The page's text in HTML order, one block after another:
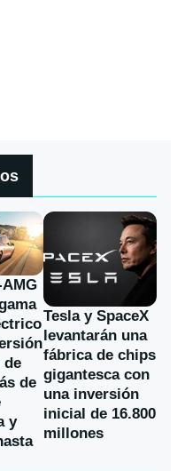
de
de
y
Tesla y SpaceX
levantarán una
fábrica de chips
gigantesca con
una inversión
inicial de 16.800
millones